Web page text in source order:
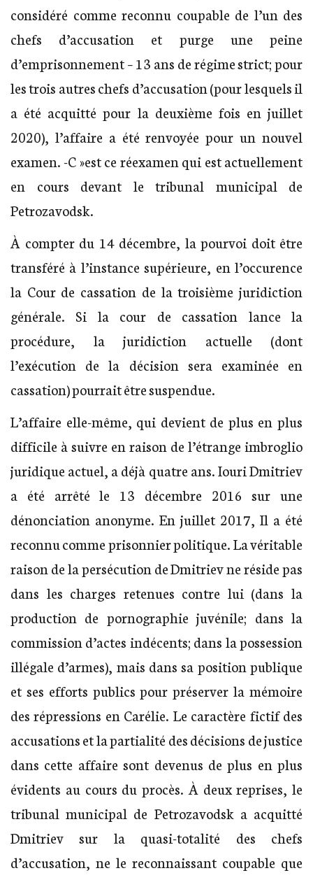
considéré comme reconnu coupable de l’un des
chefs d’accusation et purge une peine
d’emprisonnement – 13 ans de régime strict; pour
les trois autres chefs d’accusation (pour lesquels il
a été acquitté pour la deuxième fois en juillet
2020), l’affaire a été renvoyée pour un nouvel
examen. -C »est ce réexamen qui est actuellement
en cours devant le tribunal municipal de
Petrozavodsk.
À compter du 14 décembre, la pourvoi doit être
transféré à l’instance supérieure, en l’occurence
la Cour de cassation de la troisième juridiction
générale. Si la cour de cassation lance la
procédure, la juridiction actuelle (dont
l’exécution de la décision sera examinée en
cassation) pourrait être suspendue.
L’affaire elle-même, qui devient de plus en plus
difficile à suivre en raison de l’étrange imbroglio
juridique actuel, a déjà quatre ans. Iouri Dmitriev
a été arrêté le 13 décembre 2016 sur une
dénonciation anonyme. En juillet 2017, Il a été
reconnu comme prisonnier politique. La véritable
raison de la persécution de Dmitriev ne réside pas
dans les charges retenues contre lui (dans la
production de pornographie juvénile; dans la
commission d’actes indécents; dans la possession
illégale d’armes), mais dans sa position publique
et ses efforts publics pour préserver la mémoire
des répressions en Carélie. Le caractère fictif des
accusations et la partialité des décisions de justice
dans cette affaire sont devenus de plus en plus
évidents au cours du procès. À deux reprises, le
tribunal municipal de Petrozavodsk a acquitté
Dmitriev sur la quasi-totalité des chefs
d’accusation, ne le reconnaissant coupable que